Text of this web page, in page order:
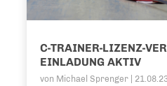
C-TRAINER-LIZENZ-
EINLADUNG AKTIV
von Michael Sprenger